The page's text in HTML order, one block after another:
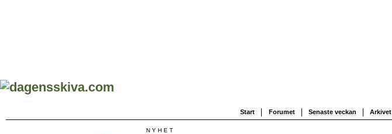
Start Forumet Senaste veckan Arkivet
NYHET